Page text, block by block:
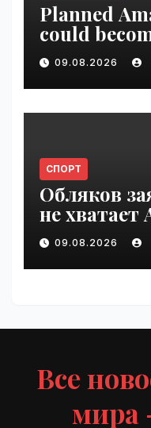
Planned
could
climate
VseTime.ru
09.08.2026
СПОРТ
Обляков
не хватает
VseTime.ru
09.08.2026
Все
мира